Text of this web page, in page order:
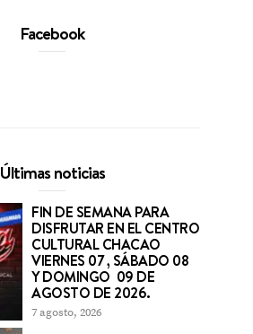
Facebook
Últimas noticias
FIN DE SEMANA PARA
DISFRUTAR EN EL CENTRO
CULTURAL CHACAO
VIERNES 07 , SÁBADO 08
Y DOMINGO 09 DE
AGOSTO DE 2026.
7 agosto, 2026